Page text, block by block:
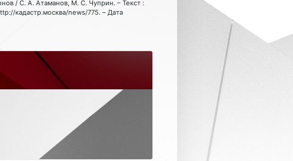
/ С. А. Атаманов, М. С. Чуприн. – Текст :
кадастр.москва/news/775. – Дата